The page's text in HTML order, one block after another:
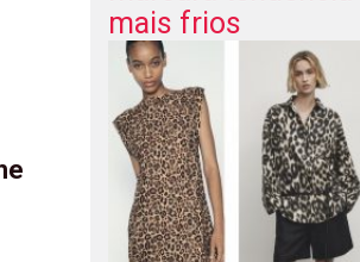
mais frios